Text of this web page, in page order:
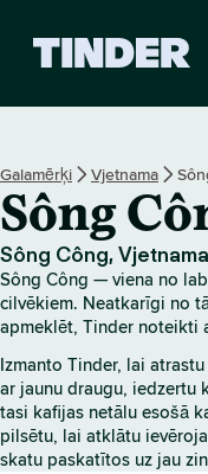
r
s
ā
k
u
m
l
p
a
Galamērķi Vjetnama
Sông
Sông Công, Vjetnama
Sông Công — viena no
cilvēkiem. Neatkarīgi no
apmeklēt, Tinder noteikti
Izmanto Tinder, lai
ar jaunu draugu, iedzertu
tasi kafijas netālu esošā
pilsētu, lai atklātu
skatu paskatītos uz jau